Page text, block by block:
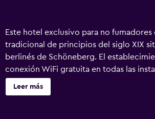
Este hotel exclusivo para no
tradicional de principios del siglo XIX
berlinés de Schöneberg. El
conexión WiFi gratuita en todas las
amplias habitaciones del Hotel Gunia
decoración individual con el techo de
Leer más